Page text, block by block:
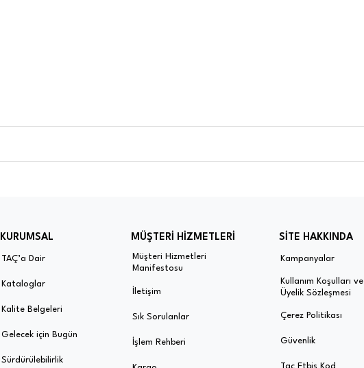
KURUMSAL
TAÇ’a Dair
Kataloglar
Kalite Belgeleri
Gelecek için Bugün
Sürdürülebilirlik
MÜŞTERİ HİZMETLERİ
Müşteri Hizmetleri
Manifestosu
İletişim
Sık Sorulanlar
İşlem Rehberi
SİTE HAKKINDA
Kampanyalar
Kullanım Koşulları ve
Üyelik Sözleşmesi
Çerez Politikası
Güvenlik